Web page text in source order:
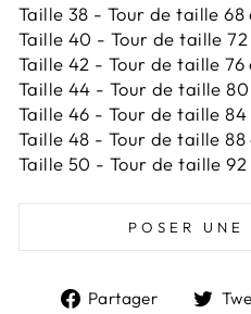
Taille 38 - Tour de taille 68
Taille 40 - Tour de taille
Taille 42 - Tour de taille 76
Taille 44 - Tour de taille 80
Taille 46 - Tour de taille 84
Taille 48 - Tour de taille 88
Taille 50 - Tour de taille
POSER UNE
Partager
Partager